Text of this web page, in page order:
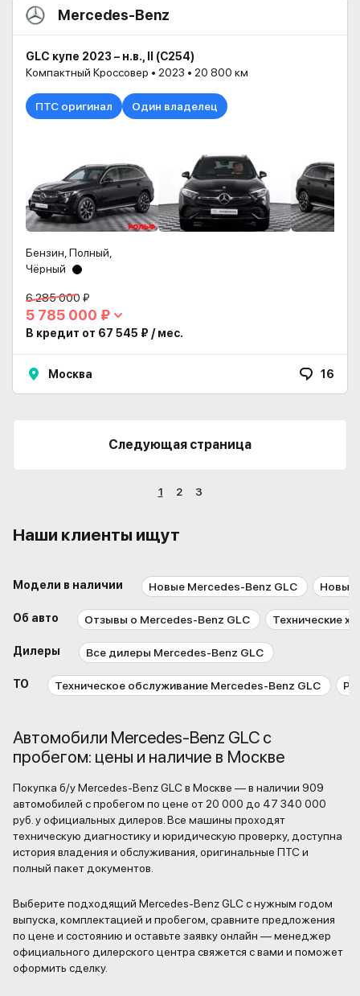
Mercedes-Benz
GLC купе 2023 – н.в., II (С254)
Компактный Кроссовер • 2023 • 20 800 км
ПТС оригинал Один владелец
Бензин, Полный,
Чёрный
6 285 000 ₽
5 785 000 ₽
В кредит от 67 545 ₽ / мес.
Москва 16
Следующая страница
1 2 3
Наши клиенты ищут
Модели в наличии Новые Mercedes-Benz GLC Новые
Об авто Отзывы о Mercedes-Benz GLC Технические
Дилеры Все дилеры Mercedes-Benz GLC
ТО Техническое обслуживание Mercedes-Benz GLC
Автомобили Mercedes-Benz GLC с
пробегом: цены и наличие в Москве
Покупка б/у Mercedes-Benz GLC в Москве — в наличии 909
автомобилей с пробегом по цене от 20 000 до 47 340 000
руб. у официальных дилеров. Все машины проходят
техническую диагностику и юридическую проверку, доступна
история владения и обслуживания, оригинальные ПТС и
полный пакет документов.
Выберите подходящий Mercedes-Benz GLC с нужным годом
выпуска, комплектацией и пробегом, сравните предложения
по цене и состоянию и оставьте заявку онлайн — менеджер
официального дилерского центра свяжется с вами и поможет
оформить сделку.